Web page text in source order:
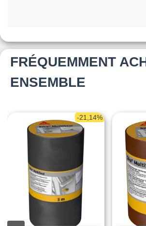
FRÉQUEMMENT
ENSEMBLE
-21,14%